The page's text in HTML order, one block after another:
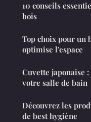
10 conseils
bois
Top choix pour un
optimise l'espace
Cuvette japonaise
votre salle de bain
Découvrez les
de best hygiène